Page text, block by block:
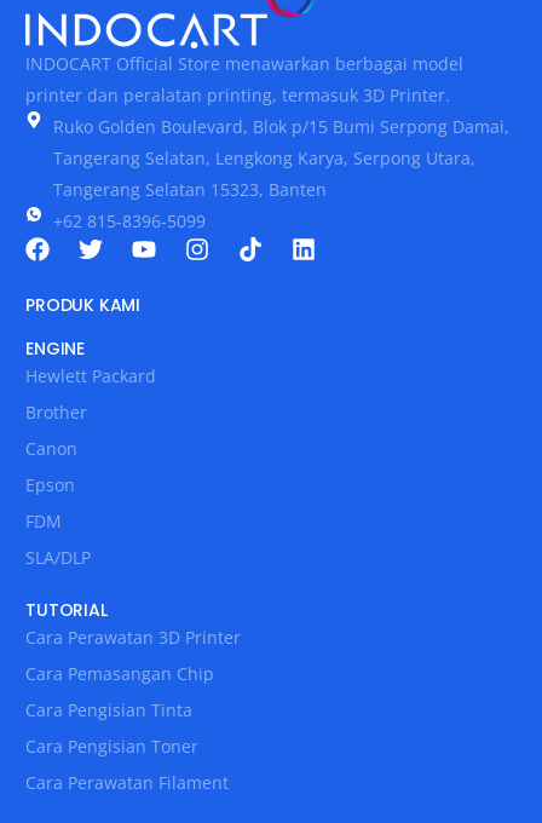
INDOCART Official Store menawarkan berbagai model
printer dan peralatan printing, termasuk 3D Printer.
Ruko Golden Boulevard, Blok p/15 Bumi Serpong Damai,
Tangerang Selatan, Lengkong Karya, Serpong Utara,
Tangerang Selatan 15323, Banten
+62 815-8396-5099
PRODUK KAMI
ENGINE
Hewlett Packard
Brother
Canon
Epson
FDM
SLA/DLP
TUTORIAL
Cara Perawatan 3D Printer
Cara Pemasangan Chip
Cara Pengisian Tinta
Cara Pengisian Toner
Cara Perawatan Filament